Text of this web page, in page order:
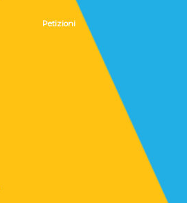
Petizioni